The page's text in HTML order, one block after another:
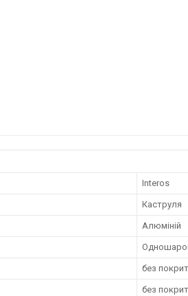
Interos
Каструля
Алюміній
без
без